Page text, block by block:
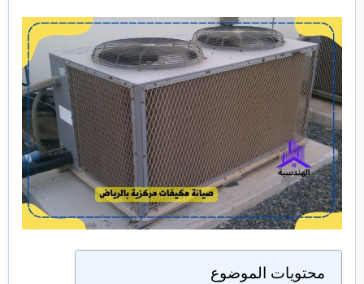
نصائح مهمة
محتويات الموضوع